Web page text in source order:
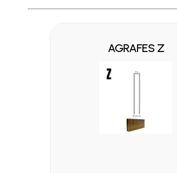
Profitez des Frais de port offerts
AGRAFES Z